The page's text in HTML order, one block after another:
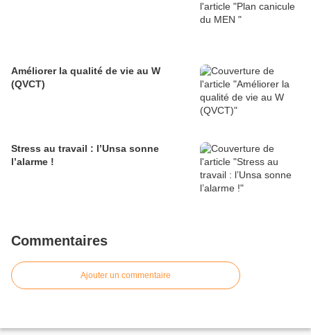
Améliorer la qualité de vie au W
(QVCT)
Stress au travail : l’Unsa sonne
l’alarme !
Commentaires
Ajouter un commentaire